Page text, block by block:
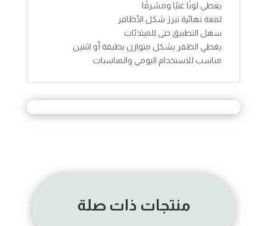
يعطي لونًا غنيًا ومشرقًا
لمعة نهائية تبرز شكل الأظافر
سهل التطبيق حتى للمبتدئات
يغطي الظفر بشكل متوازن بطبقة أو اثنتين
مناسب للاستخدام اليومي والمناسبات
منتجات ذات صلة